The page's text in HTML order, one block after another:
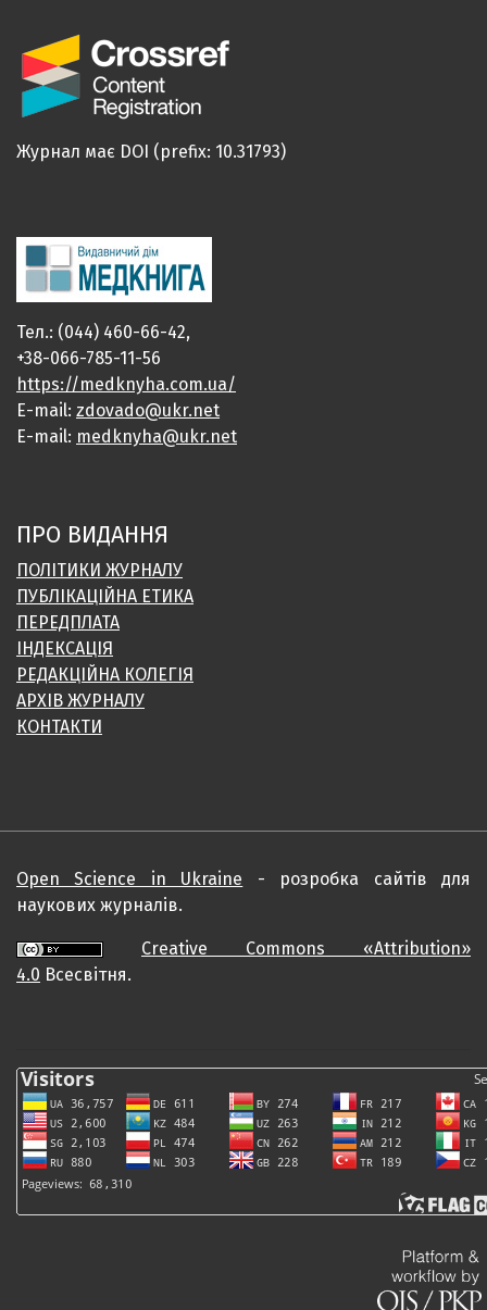
Журнал має DOI (prefix: 10.31793)
Тел.: (044) 460-66-42,
+38-066-785-11-56
https://medknyha.com.ua/
E-mail: zdovado@ukr.net
E-mail: medknyha@ukr.net
ПРО ВИДАННЯ
ПОЛІТИКИ ЖУРНАЛУ
ПУБЛІКАЦІЙНА ЕТИКА
ПЕРЕДПЛАТА
ІНДЕКСАЦІЯ
РЕДАКЦІЙНА КОЛЕГІЯ
АРХІВ ЖУРНАЛУ
КОНТАКТИ
Open Science in Ukraine - розробка сайтів для
наукових журналів.
Creative Commons «Attribution»
4.0 Всесвітня.